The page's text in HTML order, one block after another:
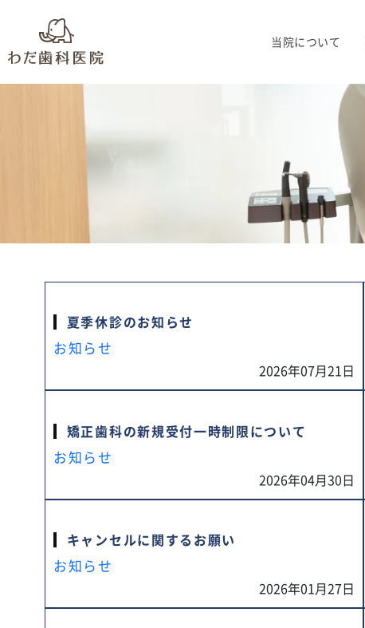
当院について
夏季休診のお知らせ
お知らせ
2026年07月21日
矯正歯科の新規受付一時制限について
お知らせ
2026年04月30日
キャンセルに関するお願い
お知らせ
2026年01月27日